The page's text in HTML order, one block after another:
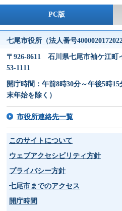
PC版
七尾市役所（法人番号
〒926-8611 石川県七尾市袖ケ江
53-1111
開庁時間：午前8時30分～午後5時
末年始を除く）
市役所連絡先一覧
このサイトについて
ウェブアクセシビリティ方針
プライバシー方針
七尾市までのアクセス
開庁時間